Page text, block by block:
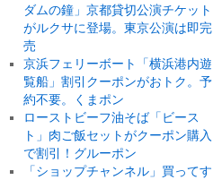
ダムの鐘」京都貸切公演チケット
がルクサに登場。東京公演は即完
売
京浜フェリーボート「横浜港内遊
覧船」割引クーポンがおトク。予
約不要。くまポン
ローストビーフ油そば「ビース
ト」肉ご飯セットがクーポン購入
で割引！グルーポン
「ショップチャンネル」買ってす